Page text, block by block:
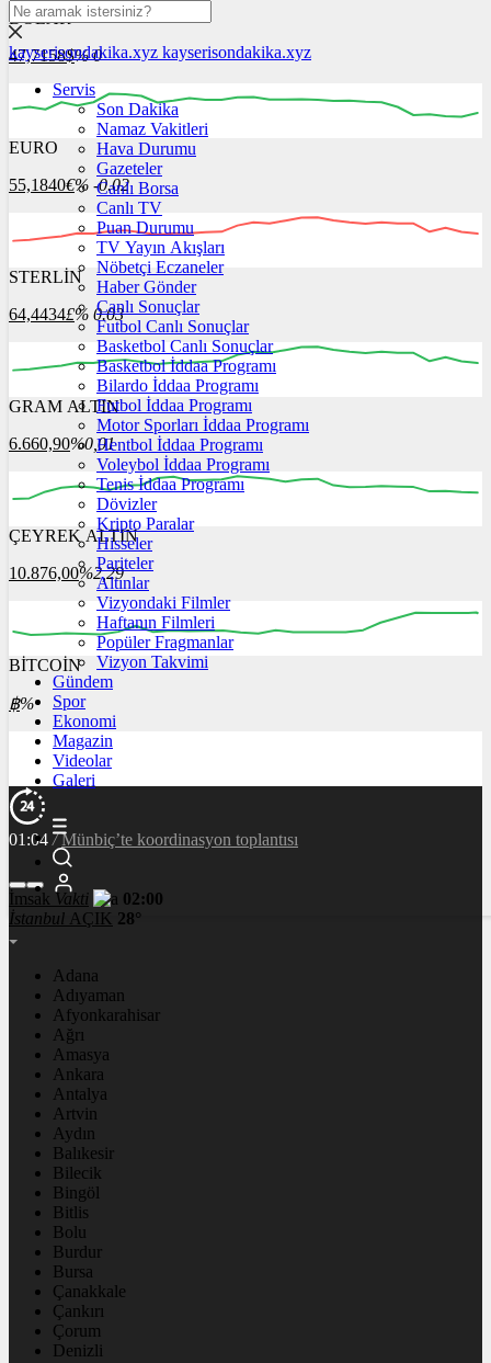
DOLAR
47,7158$% 0
06:00 07:00
EURO
55,1840€% -0.02
06:00 07:00
STERLİN
64,4434£% 0.03
06:00 07:00
GRAM ALTIN
6.660,90%0,01
06:00
ÇEYREK ALTIN
10.876,00%2,29
00:00
BİTCOİN
฿%
kayserisondakika.xyz kayserisondakika.xyz
Servis
Son Dakika
Namaz Vakitleri
Hava Durumu
Gazeteler
Canlı Borsa
Canlı TV
Puan Durumu
TV Yayın Akışları
Nöbetçi Eczaneler
Haber Gönder
Canlı Sonuçlar
Futbol Canlı Sonuçlar
Basketbol Canlı Sonuçlar
Basketbol İddaa Programı
Bilardo İddaa Programı
Futbol İddaa Programı
Motor Sporları İddaa Programı
Hentbol İddaa Programı
Voleybol İddaa Programı
Tenis İddaa Programı
Dövizler
Kripto Paralar
Hisseler
Pariteler
Altınlar
Vizyondaki Filmler
Haftanın Filmleri
Popüler Fragmanlar
Vizyon Takvimi
Gündem
Spor
Ekonomi
Magazin
Videolar
Galeri
01:04 / TSK’nın Afrin’de kullandığı ‘karton tank’ın
İmsak Vakti
02:00
İstanbul AÇIK 28°
Adana
Adıyaman
Afyonkarahisar
Ağrı
Amasya
Ankara
Antalya
Artvin
Aydın
Balıkesir
Bilecik
Bingöl
Bitlis
Bolu
Burdur
Bursa
Çanakkale
Çankırı
Çorum
Denizli